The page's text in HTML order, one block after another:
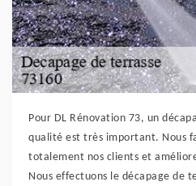
Pour DL Rénovation 73, un
qualité est très important. Nous
totalement nos clients et
Nous effectuons le décapage de